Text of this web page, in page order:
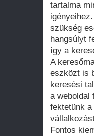
tartalma
szükség
hangsúlyt
így a
A
eszközt is
keresési
a weboldal
fektetünk
Fontos